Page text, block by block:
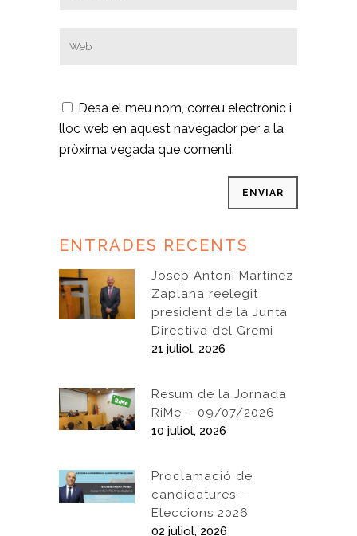
Desa el meu nom, correu electrònic i
lloc web en aquest navegador per a la
pròxima vegada que comenti.
ENTRADES RECENTS
Josep Antoni Martínez
Zaplana reelegit
president de la Junta
Directiva del Gremi
21 juliol, 2026
Resum de la Jornada
RiMe – 09/07/2026
10 juliol, 2026
Proclamació de
candidatures –
Eleccions 2026
02 juliol, 2026